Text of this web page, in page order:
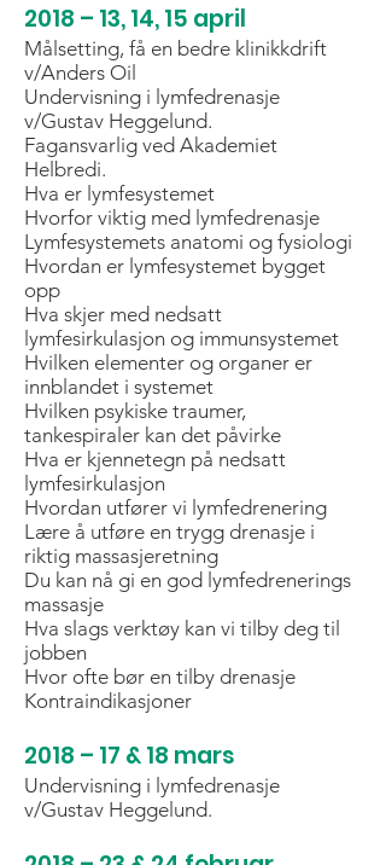
2018 – 13, 14, 15 april
Målsetting, få en bedre klinikkdrift
v/Anders Oil
Undervisning i lymfedrenasje
v/Gustav Heggelund.
Fagansvarlig ved Akademiet
Helbredi.
Hva er lymfesystemet
Hvorfor viktig med lymfedrenasje
Lymfesystemets anatomi og fysiologi
Hvordan er lymfesystemet bygget
opp
Hva skjer med nedsatt
lymfesirkulasjon og immunsystemet
Hvilken elementer og organer er
innblandet i systemet
Hvilken psykiske traumer,
tankespiraler kan det påvirke
Hva er kjennetegn på nedsatt
lymfesirkulasjon
Hvordan utfører vi lymfedrenering
Lære å utføre en trygg drenasje i
riktig massasjeretning
Du kan nå gi en god lymfedrenerings
massasje
Hva slags verktøy kan vi tilby deg til
jobben
Hvor ofte bør en tilby drenasje
Kontraindikasjoner
2018 – 17 & 18 mars
Undervisning i lymfedrenasje
v/Gustav Heggelund.